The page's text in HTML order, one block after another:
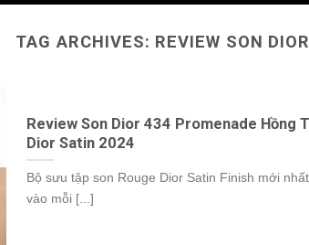
TAG ARCHIVES: REVIEW SON
Review Son Dior 434 Promenade Hồng
Dior Satin 2024
Bộ sưu tập son Rouge Dior Satin Finish mới
vào mỗi [...]